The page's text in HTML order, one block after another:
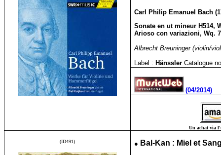
Carl Philip Emanuel Bach
Sonate en ut mineur H514,
Arioso con variazioni, Wq.
Albrecht Breuninger (violin/
Label : HänsslerCatalogue
(04/2014)
Un achat via
(ID491) ● Bal-Kan : Miel et